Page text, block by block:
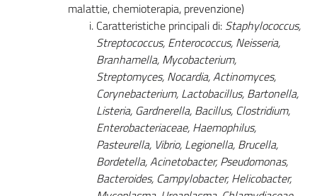
malattie, chemioterapia, prevenzione)
Caratteristiche principali di: Staphylococcus,
Streptococcus, Enterococcus, Neisseria,
Branhamella, Mycobacterium,
Streptomyces, Nocardia, Actinomyces,
Corynebacterium, Lactobacillus, Bartonella,
Listeria, Gardnerella, Bacillus, Clostridium,
Enterobacteriaceae, Haemophilus,
Pasteurella, Vibrio, Legionella, Brucella,
Bordetella, Acinetobacter, Pseudomonas,
Bacteroides, Campylobacter, Helicobacter,